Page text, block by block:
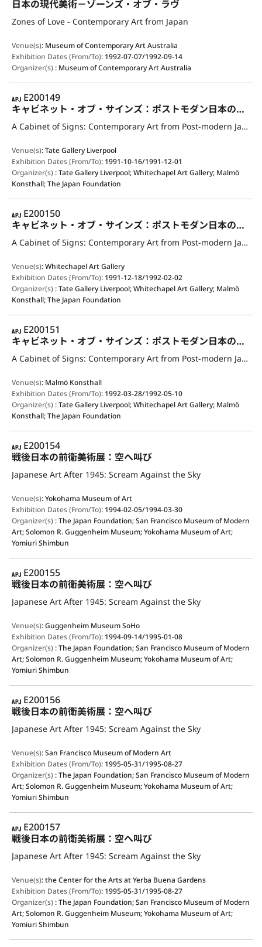
日本の現代美術－ゾーンズ・オブ・ラヴ
Zones of Love - Contemporary Art from Japan
Venue(s): Museum of Contemporary Art Australia
Exhibition Dates (From/To): 1992-07-07/1992-09-14
Organizer(s): Museum of Contemporary Art Australia
APJ
E200149
キャビネット・オブ・サインズ：ポストモダン日本の現代美術
A Cabinet of Signs: Contemporary Art from Post-modern Japan
Venue(s):Tate Gallery Liverpool
Exhibition Dates (From/To): 1991-10-16/1991-12-01
Organizer(s):Tate Gallery Liverpool; Whitechapel Art Gallery; Malmö
Konsthall; The Japan Foundation
APJ
E200150
キャビネット・オブ・サインズ：ポストモダン日本の現代美術
A Cabinet of Signs: Contemporary Art from Post-modern Japan
Venue(s):Whitechapel Art Gallery
Exhibition Dates (From/To): 1991-12-18/1992-02-02
Organizer(s):Tate Gallery Liverpool; Whitechapel Art Gallery; Malmö
Konsthall; The Japan Foundation
APJ
E200151
キャビネット・オブ・サインズ：ポストモダン日本の現代美術
A Cabinet of Signs: Contemporary Art from Post-modern Japan
Venue(s): Malmö Konsthall
Exhibition Dates (From/To): 1992-03-28/1992-05-10
Organizer(s):Tate Gallery Liverpool; Whitechapel Art Gallery; Malmö
Konsthall; The Japan Foundation
APJ
E200154
戦後日本の前衛美術展：空へ叫び
Japanese Art After 1945: Scream Against the Sky
Venue(s):Yokohama Museum of Art
Exhibition Dates (From/To): 1994-02-05/1994-03-30
Organizer(s):The Japan Foundation; San Francisco Museum of Modern
Art; Solomon R. Guggenheim Museum; Yokohama Museum of Art;
Yomiuri Shimbun
APJ
E200155
戦後日本の前衛美術展：空へ叫び
Japanese Art After 1945: Scream Against the Sky
Venue(s):Guggenheim Museum SoHo
Exhibition Dates (From/To): 1994-09-14/1995-01-08
Organizer(s):The Japan Foundation; San Francisco Museum of Modern
Art; Solomon R. Guggenheim Museum; Yokohama Museum of Art;
Yomiuri Shimbun
APJ
E200156
戦後日本の前衛美術展：空へ叫び
Japanese Art After 1945: Scream Against the Sky
Venue(s):San Francisco Museum of Modern Art
Exhibition Dates (From/To): 1995-05-31/1995-08-27
Organizer(s):The Japan Foundation; San Francisco Museum of Modern
Art; Solomon R. Guggenheim Museum; Yokohama Museum of Art;
Yomiuri Shimbun
APJ
E200157
戦後日本の前衛美術展：空へ叫び
Japanese Art After 1945: Scream Against the Sky
Venue(s):the Center for the Arts at Yerba Buena Gardens
Exhibition Dates (From/To): 1995-05-31/1995-08-27
Organizer(s):The Japan Foundation; San Francisco Museum of Modern
Art; Solomon R. Guggenheim Museum; Yokohama Museum of Art;
Yomiuri Shimbun